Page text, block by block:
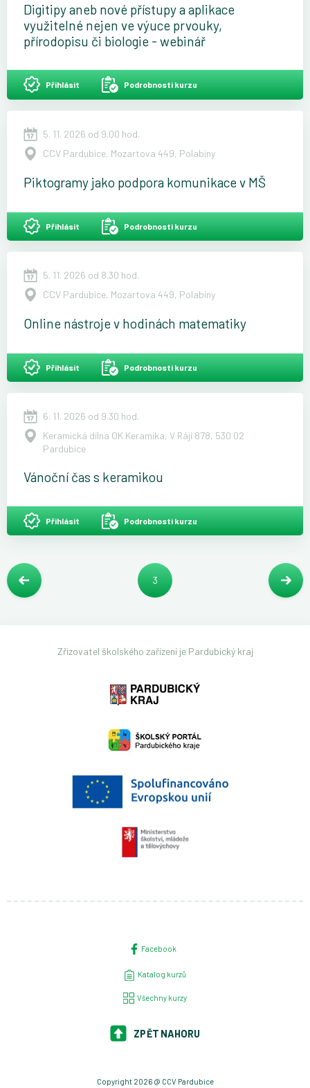
Digitipy aneb nové přístupy a aplikace
využitelné nejen ve výuce prvouky,
přírodopisu či biologie - webinář
Přihlásit Podrobnosti kurzu
5. 11. 2026 od 9.00 hod.
CCV Pardubice, Mozartova 449, Polabiny
Piktogramy jako podpora komunikace v MŠ
Přihlásit Podrobnosti kurzu
5. 11. 2026 od 8.30 hod.
CCV Pardubice, Mozartova 449, Polabiny
Online nástroje v hodinách matematiky
Přihlásit Podrobnosti kurzu
6. 11. 2026 od 9.30 hod.
Keramická dílna OK Keramika, V Ráji 878, 530 02
Pardubice
Vánoční čas s keramikou
Přihlásit Podrobnosti kurzu
3
Zřizovatel školského zařízení je Pardubický kraj
Facebook
Katalog kurzů
Všechny kurzy
ZPĚT NAHORU
Copyright 2026 @ CCV Pardubice